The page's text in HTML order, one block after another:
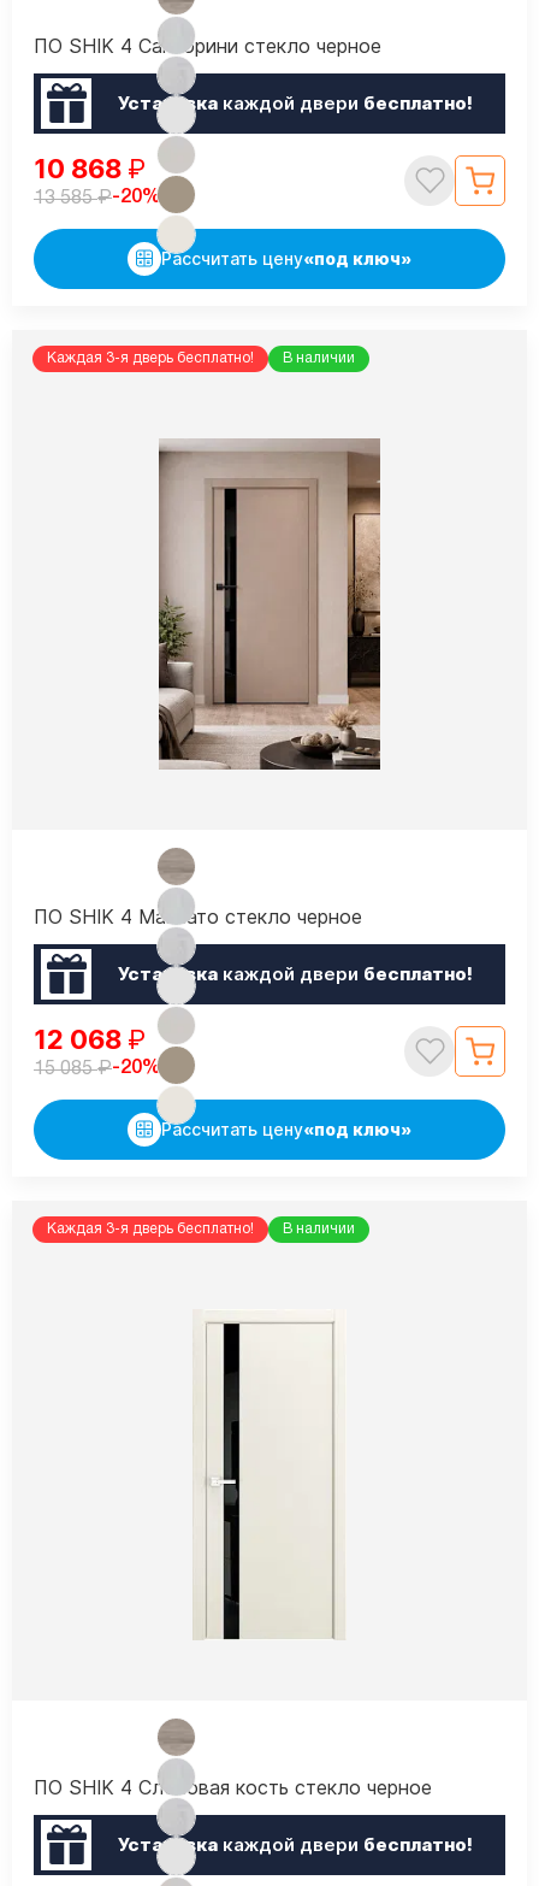
ПО SHIK 4 Санторини стекло черное
Установкакаждой двери бесплатно!
10 868 ₽
13 585₽-20%
Рассчитать цену«под ключ»
Каждая 3-я дверь бесплатно! В наличии
ПО SHIK 4 Макиато стекло черное
Установкакаждой двери бесплатно!
12 068 ₽
15 085₽-20%
Рассчитать цену«под ключ»
Каждая 3-я дверь бесплатно! В наличии
ПО SHIK 4 Слоновая кость стекло черное
Установкакаждой двери бесплатно!